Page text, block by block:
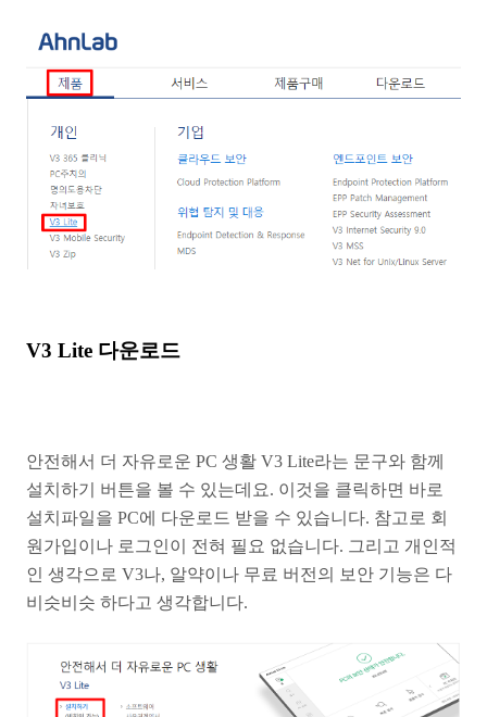
V3 Lite 다운로드
안전해서 더 자유로운 PC 생활 V3 Lite라는 문구와 함께
설치하기 버튼을 볼 수 있는데요. 이것을 클릭하면 바로
설치파일을 PC에 다운로드 받을 수 있습니다. 참고로 회
원가입이나 로그인이 전혀 필요 없습니다. 그리고 개인적
인 생각으로 V3나, 알약이나 무료 버전의 보안 기능은 다
비슷비슷 하다고 생각합니다.